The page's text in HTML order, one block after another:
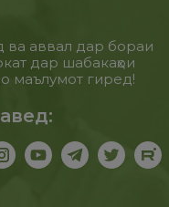
ва аввал дар бораи
дар шабакаҳои
маълумот гиред!